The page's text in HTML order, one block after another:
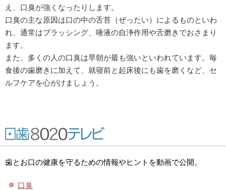
え、口臭が強くなったりします。
口臭の主な原因は口の中の舌苔（ぜったい）によるものといわ
れ、通常はブラッシング、唾液の自浄作用や舌磨きでおさまり
ます。
また、多くの人の口臭は早朝が最も強いといわれています。毎
食後の歯磨きに加えて、就寝前と起床後にも歯を磨くなど、セ
ルフケアを心がけましょう。
歯とお口の健康を守るための情報やヒントを動画で公開。
口臭